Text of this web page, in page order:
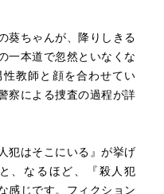
〝普通〟の場所には戻れ
戻れない。
ない苦しみに被害者でな
好奇の目で見たり排除し
さなのだろうと思う。
葵ちゃんが、降りしきる
一本道で忽然といなくな
教師と顔を合わせてい
察による捜査の過程が詳
犯はそこにいる』が挙げ
、なるほど、『殺人犯
感じです。フィクション